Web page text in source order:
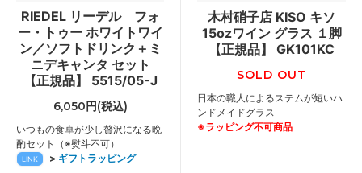
RIEDEL リーデル フォ
ー・トゥー ホワイトワイ
ン／ソフトドリンク＋ミ
ニデキャンタ セット
【正規品】 5515/05-J
6,050円(税込)
いつもの食卓が少し贅沢になる晩
酌セット（※熨斗不可）
LINK > ギフトラッピング
木村硝子店 KISO キソ
15ozワイン グラス １脚
【正規品】 GK101KC
SOLD OUT
日本の職人によるステムが短いハ
ンドメイドグラス
※ラッピング不可商品